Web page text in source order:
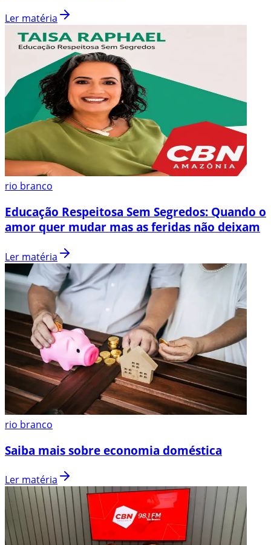
Ler matéria
rio branco
Educação Respeitosa Sem Segredos: Quando o
amor quer mudar mas as feridas não deixam
Ler matéria
rio branco
Saiba mais sobre economia doméstica
Ler matéria